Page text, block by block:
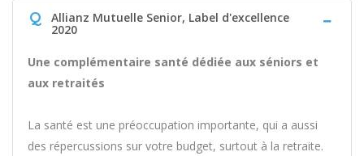
Q Allianz Mutuelle Senior, Label d'excellence
2020
Une complémentaire santé dédiée aux séniors et
aux retraités
La santé est une préoccupation importante, qui a aussi
des répercussions sur votre budget, surtout à la retraite.